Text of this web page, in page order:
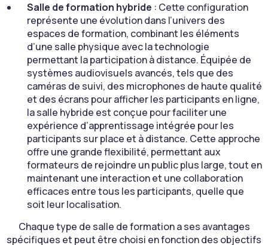
Salle de formation hybride : Cette configuration
représente une évolution dans l’univers des
espaces de formation, combinant les éléments
d’une salle physique avec la technologie
permettant la participation à distance. Équipée de
systèmes audiovisuels avancés, tels que des
caméras de suivi, des microphones de haute qualité
et des écrans pour afficher les participants en ligne,
la salle hybride est conçue pour faciliter une
expérience d’apprentissage intégrée pour les
participants sur place et à distance. Cette approche
offre une grande flexibilité, permettant aux
formateurs de rejoindre un public plus large, tout en
maintenant une interaction et une collaboration
efficaces entre tous les participants, quelle que
soit leur localisation.
Chaque type de salle de formation a ses avantages
spécifiques et peut être choisi en fonction des objectifs